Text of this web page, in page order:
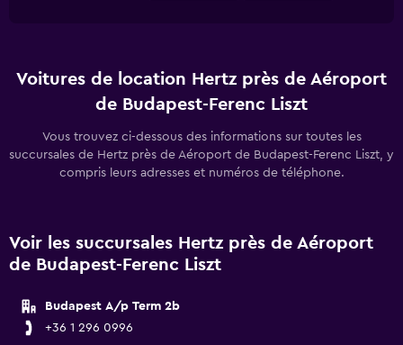
Voitures de location Hertz près de Aéroport
de Budapest-Ferenc Liszt
Vous trouvez ci-dessous des informations sur toutes les
succursales de Hertz près de Aéroport de Budapest-Ferenc Liszt, y
compris leurs adresses et numéros de téléphone.
Voir les succursales Hertz près de Aéroport
de Budapest-Ferenc Liszt
Budapest A/p Term 2b
+36 1 296 0996